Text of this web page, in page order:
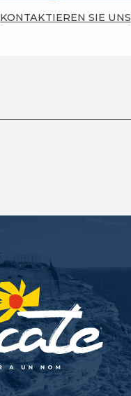
KONTAKTIEREN SIE UNS